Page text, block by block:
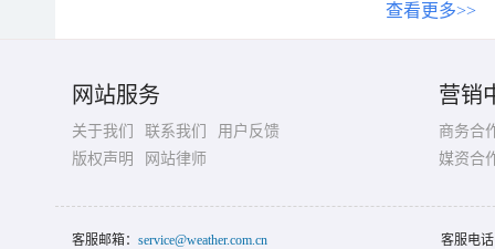
查看更多>>
网站服务
关于我们 联系我们
用户反馈
版权声明
网站律师
营销
商务合
媒资合
客服邮箱： service@weather.com.cn 客服电